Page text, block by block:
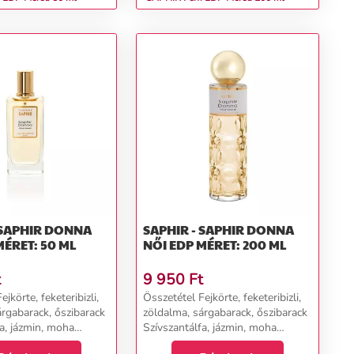
DONNA
50 ML
feketeribizli,
őszibarack
jázmin, moha
pézsma...
SAPHIR - SAPHIR DONNA
NŐI EDP MÉRET: 200 ML
9 950 Ft
Összetétel Fejkörte, feketeribizli,
zöldalma, sárgabarack, őszibarack
Szívszantálfa, jázmin, moha
Alapcédrus, vanília, pézsma...